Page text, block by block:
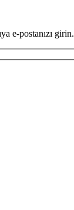
e-postanızı girin.